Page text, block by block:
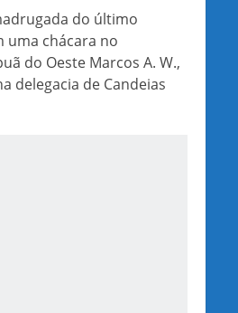
do último
uma chácara no
do Oeste Marcos A. W.,
delegacia de Candeias